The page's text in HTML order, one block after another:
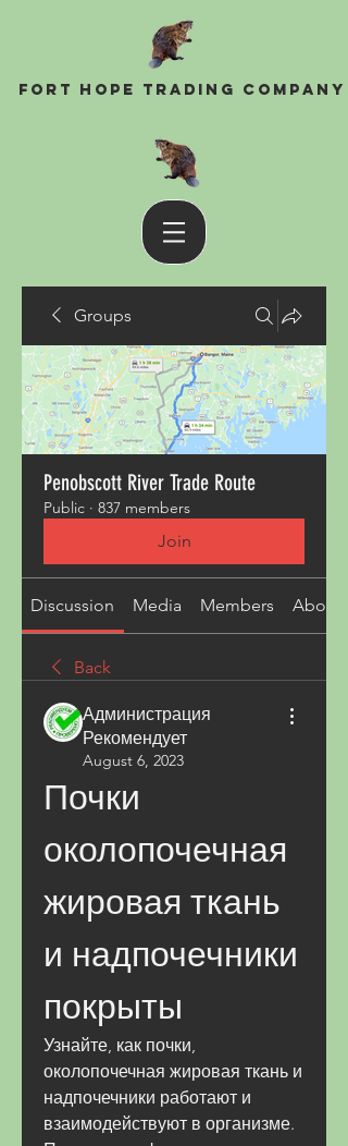
Fort Hope Trading Company
Groups
Penobscott River Trade Route
Public · 837 members
Join
Discussion Media Members About
Back
Администрация
Рекомендует
August 6, 2023
Почки
околопочечная
жировая ткань
и надпочечники
покрыты
Узнайте, как почки,
околопочечная жировая ткань и
надпочечники работают и
взаимодействуют в организме.